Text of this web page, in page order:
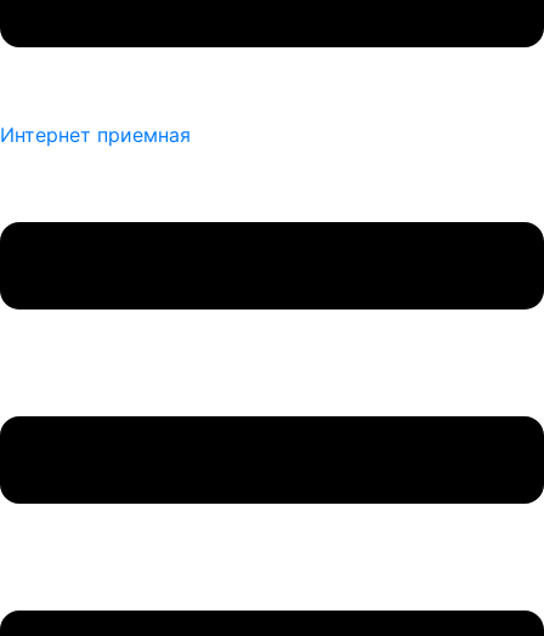
Интернет приемная